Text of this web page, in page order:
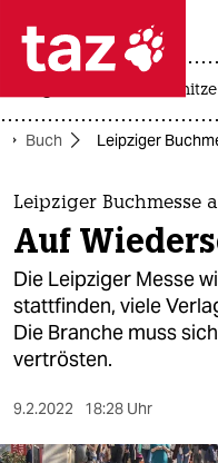
 taz
themen
politik
öko
gesellschaft
kultur
sport
hitze
Buch Leipziger
Leipziger Buchmesse
Auf
Die Leipziger Messe
stattfinden, viele
Die Branche muss
vertrösten.
9.2.2022 18:28 Uhr